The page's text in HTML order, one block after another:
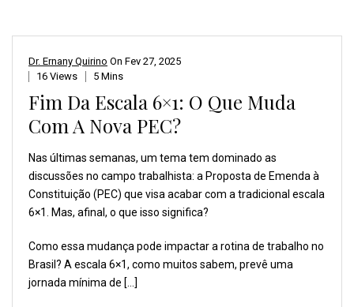
Dr. Ernany Quirino On Fev 27, 2025
16 Views
5 Mins
Fim Da Escala 6×1: O Que Muda
Com A Nova PEC?
Nas últimas semanas, um tema tem dominado as
discussões no campo trabalhista: a Proposta de Emenda à
Constituição (PEC) que visa acabar com a tradicional escala
6×1. Mas, afinal, o que isso significa?
Como essa mudança pode impactar a rotina de trabalho no
Brasil? A escala 6×1, como muitos sabem, prevê uma
jornada mínima de […]